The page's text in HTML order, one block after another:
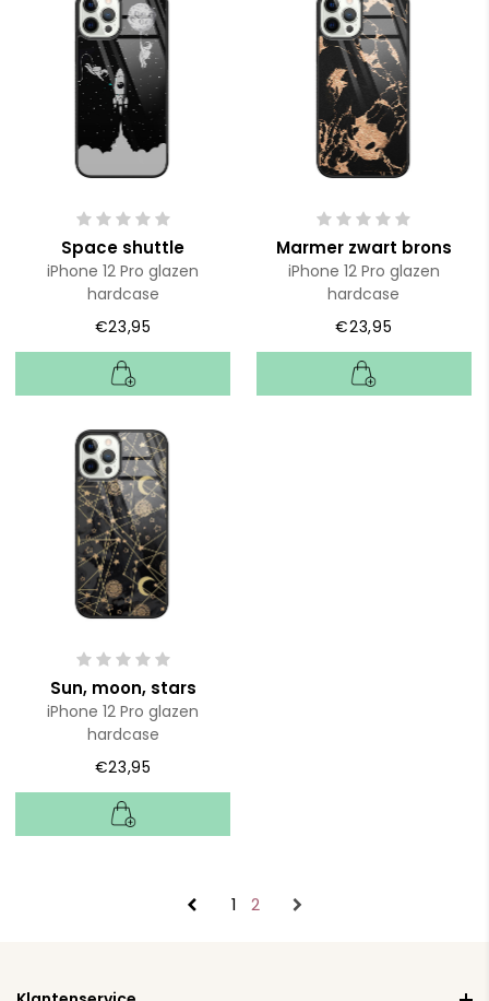
Space shuttle
iPhone 12 Pro glazen
hardcase
€23,95
Marmer zwart brons
iPhone 12 Pro glazen
hardcase
€23,95
Sun, moon, stars
iPhone 12 Pro glazen
hardcase
€23,95
1 2